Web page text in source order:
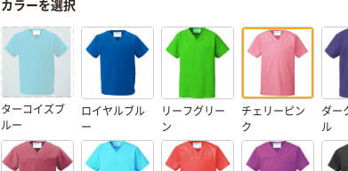
カラーを選択
ターコイズブ
ルー
ロイヤルブル
ー
リーフグリー
ン
チェリーピン
ク
ダー
ル